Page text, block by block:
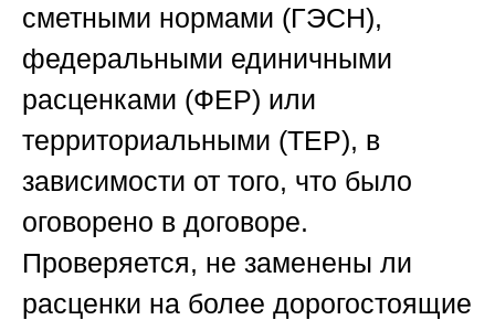
сметными нормами (ГЭСН),
федеральными единичными
расценками (ФЕР) или
территориальными (ТЕР), в
зависимости от того, что было
оговорено в договоре.
Проверяется, не заменены ли
расценки на более дорогостоящие